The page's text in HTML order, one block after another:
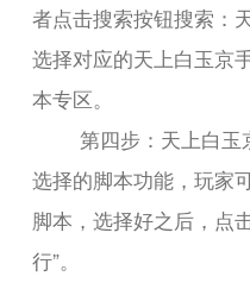
者点击搜索按钮搜索：
选择对应的天上白玉京
本专区。
第四步：天上白
选择的脚本功能，玩家
脚本，选择好之后，点
行”。